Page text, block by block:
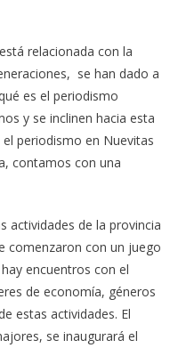
relacionada con la
se han dado a
es el periodismo
y se inclinen hacia esta
periodismo en Nuevitas
contamos con una
actividades de la provincia
comenzaron con un juego
encuentros con el
de economía, géneros
estas actividades. El
se inaugurará el